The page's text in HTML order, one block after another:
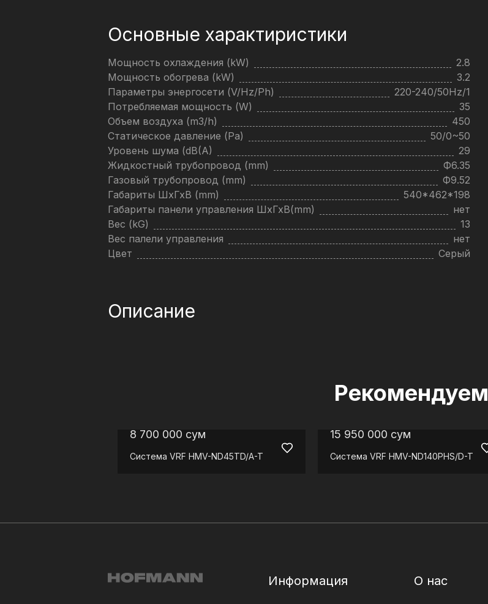
Основные характиристики
Мощность охлаждения (kW)
2.8
Мощность обогрева (kW)
3.2
Параметры энергосети (V/Hz/Ph)
220-240/50Hz/1
Потребляемая мощность (W)
35
Объем воздуха (m3/h)
450
Статическое давление (Pa)
50/0~50
Уровень шума (dB(A)
29
Жидкостный трубопровод (mm)
Ф6.35
Газовый трубопровод (mm)
Ф9.52
Габариты ШхГхВ (mm)
540*462*198
Габариты панели управления ШхГхВ(mm)
нет
Вес (kG)
13
Вес палели управления
нет
Цвет
Серый
Описание
Рекомендуем
8 700 000 сум
Система VRF HMV-ND45TD/A-T
15 950 000 сум
Система VRF HMV-ND140PHS/D-T
Информация О нас